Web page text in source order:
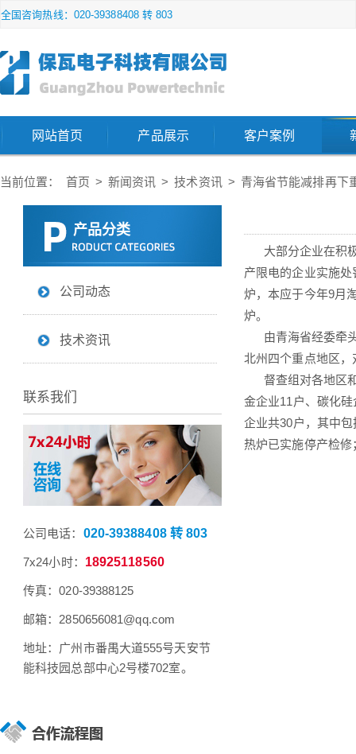
全国咨询热线：020-39388408 转 803
网站首页 产品展示 客户案例
当前位置： 首页 > 新闻资讯 > 技术资讯 > 青海省节能减排再下
大部分企业在积极
产限电的企业实施
炉，本应于今年9月
炉。
由青海省经委牵头
北州四个重点地区
督查组对各地区和
金企业11户、碳化
企业共30户，其中
热炉已实施停产检
产品分类
公司动态
技术资讯
联系我们
公司电话： 020-39388408 转 803
7x24小时： 18925118560
传真：020-39388125
邮箱：2850656081@qq.com
地址：广州市番禺大道555号天安节
能科技园总部中心2号楼702室。